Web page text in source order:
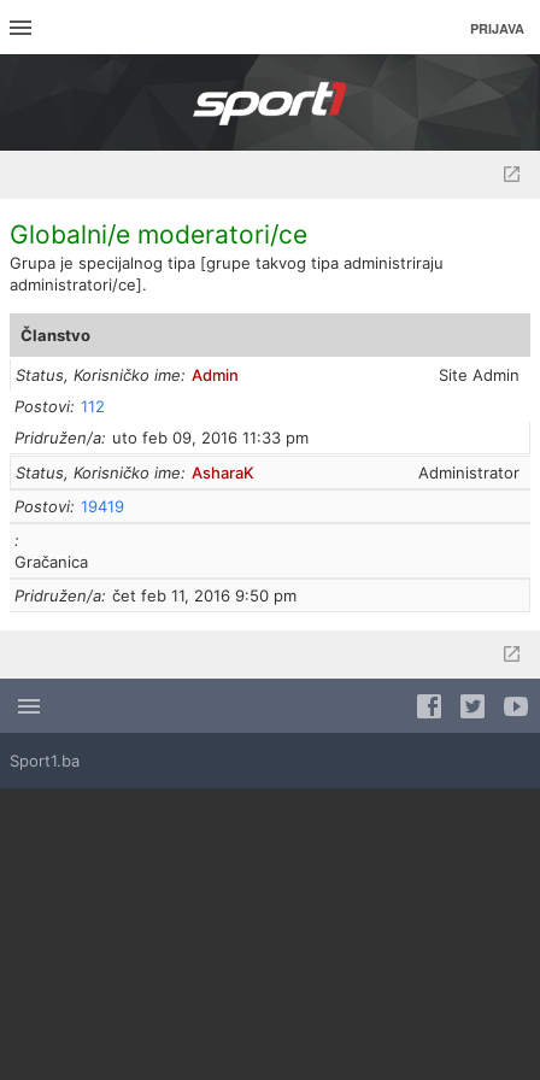
PRIJAVA
Globalni/e moderatori/ce
Grupa je specijalnog tipa [grupe takvog tipa administriraju
administratori/ce].
Članstvo
Status, Korisničko ime Site Admin
Admin
Postovi 112
Pridružen/a
uto feb 09, 2016 11:33 pm
Status, Korisničko ime
Administrator
AsharaK
Postovi 19419
Gračanica
Pridružen/a čet feb 11, 2016 9:50 pm
Sport1.ba